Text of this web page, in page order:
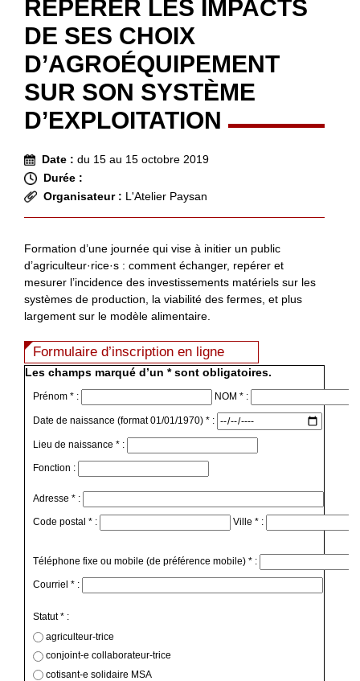
REPÉRER LES IMPACTS
DE SES CHOIX
D’AGROÉQUIPEMENT
SUR SON SYSTÈME
D’EXPLOITATION
Date : du 15 au 15 octobre 2019
Durée :
Organisateur : L'Atelier Paysan
Formation d’une journée qui vise à initier un public
d’agriculteur·rice·s : comment échanger, repérer et
mesurer l’incidence des investissements matériels sur les
systèmes de production, la viabilité des fermes, et plus
largement sur le modèle alimentaire.
Formulaire d’inscription en ligne
Les champs marqué d’un * sont obligatoires.
Prénom * : NOM * :
Date de naissance (format 01/01/1970) * :
Lieu de naissance * :
Fonction :
Adresse * :
Code postal * : Ville * :
Téléphone fixe ou mobile (de préférence mobile) * :
Courriel * :
Statut * :
agriculteur-trice
conjoint-e collaborateur-trice
cotisant-e solidaire MSA